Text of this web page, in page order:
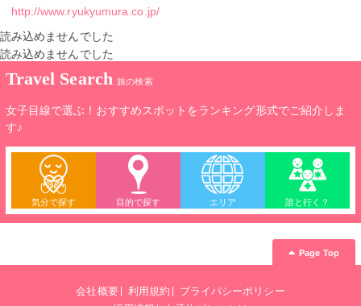
http://www.ryukyumura.co.jp/
読み込めませんでした
読み込めませんでした
Travel Search 旅の検索
女子目線で選ぶ！おすすめスポットをランキング形式でご紹介しま
す♪
気分で探す 目的で探す エリア 誰と行く？
Page Top
会社概要 利用規約
プライバシーポリシー